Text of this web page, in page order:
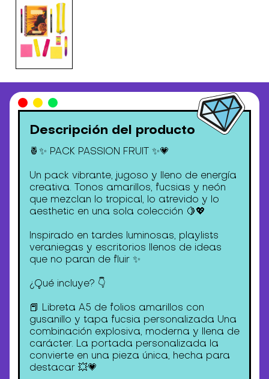
Descripción del producto
🍍✨ PACK PASSION FRUIT ✨💗
Un pack vibrante, jugoso y lleno de energía
creativa. Tonos amarillos, fucsias y neón
que mezclan lo tropical, lo atrevido y lo
aesthetic en una sola colección 🍋💖
Inspirado en tardes luminosas, playlists
veraniegas y escritorios llenos de ideas
que no paran de fluir ✨
¿Qué incluye? 👇
📕 Libreta A5 de folios amarillos con
gusanillo y tapa fucsia personalizada Una
combinación explosiva, moderna y llena de
carácter. La portada personalizada la
convierte en una pieza única, hecha para
destacar 💥💗